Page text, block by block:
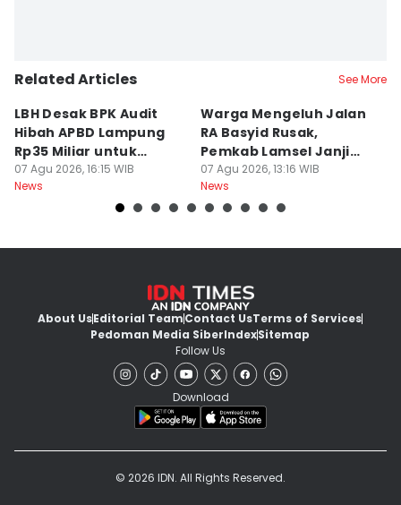
Related Articles See More
LBH Desak BPK Audit
Hibah APBD Lampung
Rp35 Miliar untuk
Kejaksaan
07 Agu 2026, 16:15 WIB
News
Warga Mengeluh Jalan
RA Basyid Rusak,
Pemkab Lamsel Janji
Segera Perbaiki
07 Agu 2026, 13:16 WIB
News
About UsEditorial TeamContact UsTerms of Services
Pedoman Media SiberIndexSitemap
Follow Us
Download
© 2026 IDN. All Rights Reserved.